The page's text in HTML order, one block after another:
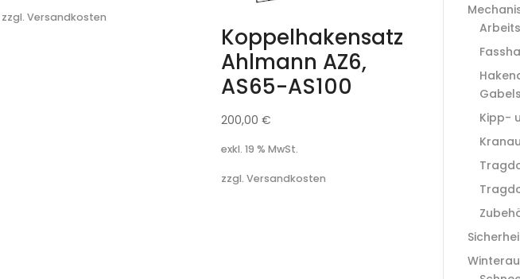
zzgl. Versandkosten
Koppelhakensatz
Ahlmann AZ6,
AS65-AS100
200,00 €
exkl. 19 % MwSt.
zzgl. Versandkosten
Kipp-